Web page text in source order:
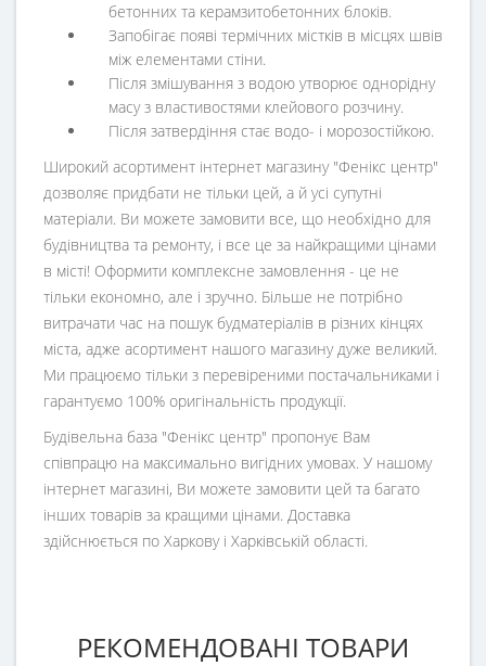
бетонних та керамзитобетонних блоків.
Запобігає появі термічних містків в місцях швів
між елементами стіни.
Після змішування з водою утворює однорідну
масу з властивостями клейового розчину.
Після затвердіння стає водо- і морозостійкою.
Широкий асортимент інтернет магазину "Фенікс центр"
дозволяє придбати не тільки цей, а й усі супутні
матеріали. Ви можете замовити все, що необхідно для
будівництва та ремонту, і все це за найкращими цінами
в місті! Оформити комплексне замовлення - це не
тільки економно, але і зручно. Більше не потрібно
витрачати час на пошук будматеріалів в різних кінцях
міста, адже асортимент нашого магазину дуже великий.
Ми працюємо тільки з перевіреними постачальниками і
гарантуємо 100% оригінальність продукції.
Будівельна база "Фенікс центр" пропонує Вам
співпрацю на максимально вигідних умовах. У нашому
інтернет магазині, Ви можете замовити цей та багато
інших товарів за кращими цінами. Доставка
здійснюється по Харкову і Харківській області.
РЕКОМЕНДОВАНІ ТОВАРИ